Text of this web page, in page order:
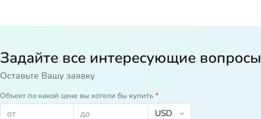
Задайте все интересующие вопросы
Оставьте Вашу заявку
Объект по какой цене вы хотели бы купить *